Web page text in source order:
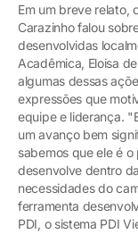
Em um breve relato,
Carazinho falou
desenvolvidas
Acadêmica, Eloisa
algumas dessas
expressões que
equipe e liderança.
um avanço bem
sabemos que ele é
desenvolve dentro
necessidades do
ferramenta
PDI, o sistema PDI